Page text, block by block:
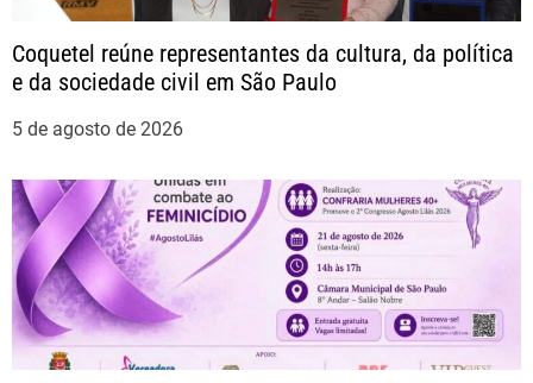
o
d
e
P
o
s
Coquetel reúne representantes da cultura, da política
e da sociedade civil em São Paulo
5 de agosto de 2026